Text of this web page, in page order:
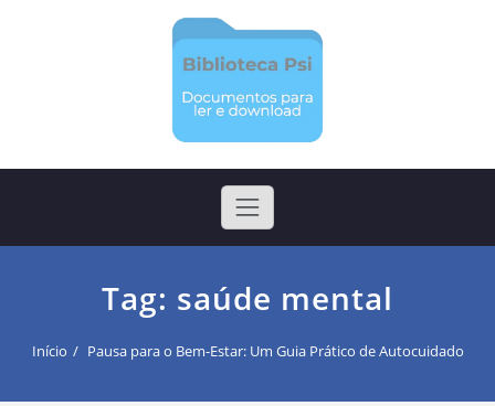
Biblioteca Psi
Arquivos para ler e realizar download
Tag: saúde mental
Início Pausa para o Bem-Estar: Um Guia Prático de Autocuidado​